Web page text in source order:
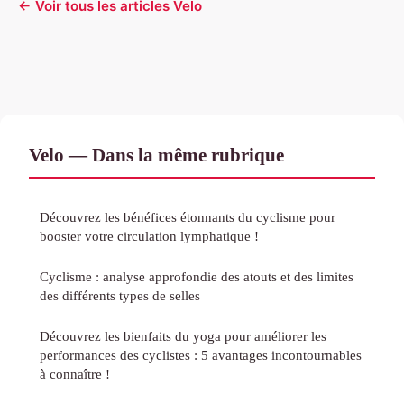
← Voir tous les articles Velo
Velo — Dans la même rubrique
Découvrez les bénéfices étonnants du cyclisme pour
booster votre circulation lymphatique !
Cyclisme : analyse approfondie des atouts et des limites
des différents types de selles
Découvrez les bienfaits du yoga pour améliorer les
performances des cyclistes : 5 avantages incontournables
à connaître !